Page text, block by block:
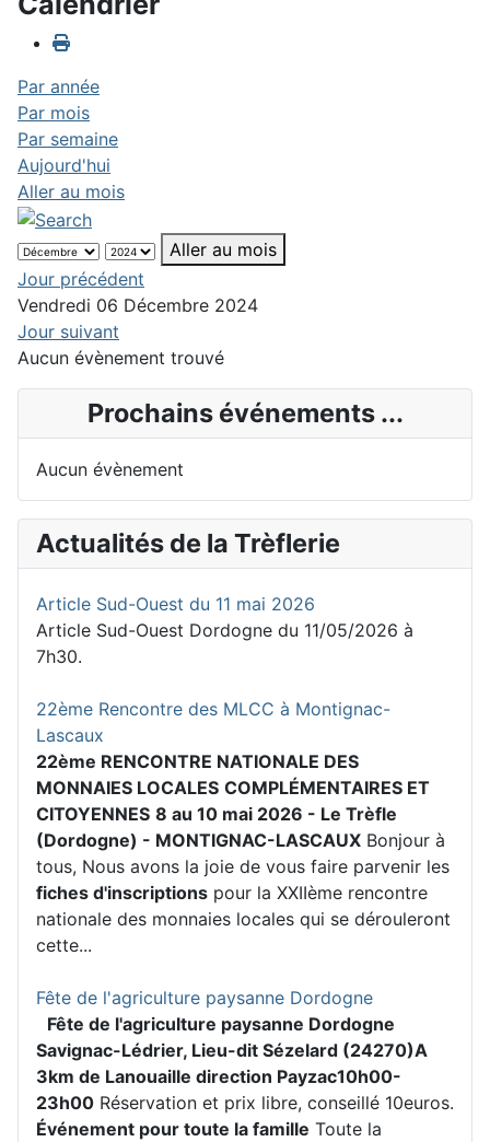
Par année
Par mois
Par semaine
Aujourd'hui
Aller au mois
Aller au mois
Jour précédent
Vendredi 06 Décembre 2024
Jour suivant
Aucun évènement trouvé
Prochains événements ...
Aucun évènement
Actualités de la Trèflerie
Article Sud-Ouest du 11 mai 2026
Article Sud-Ouest Dordogne du 11/05/2026 à
7h30.
22ème Rencontre des MLCC à Montignac-
Lascaux
22ème RENCONTRE NATIONALE DES
MONNAIES LOCALES COMPLÉMENTAIRES ET
CITOYENNES 8 au 10 mai 2026 - Le Trèfle
(Dordogne) - MONTIGNAC-LASCAUX Bonjour à
tous, Nous avons la joie de vous faire parvenir les
fiches d'inscriptions pour la XXIIème rencontre
nationale des monnaies locales qui se dérouleront
cette...
Fête de l'agriculture paysanne Dordogne
Fête de l'agriculture paysanne Dordogne
Savignac-Lédrier, Lieu-dit Sézelard (24270)A
3km de Lanouaille direction Payzac10h00-
23h00 Réservation et prix libre, conseillé 10euros.
Événement pour toute la famille Toute la